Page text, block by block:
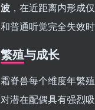
波 ，在近距离内形成
和普通听觉完全失效时
繁殖与成长
霜脊兽每个维度年繁
对潜在配偶具有强烈吸